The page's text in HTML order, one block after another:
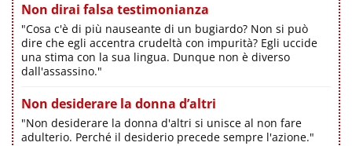
Non dirai falsa testimonianza
"Cosa c'è di più nauseante di un bugiardo? Non si può
dire che egli accentra crudeltà con impurità? Egli uccide
una stima con la sua lingua. Dunque non è diverso
dall'assassino."
Non desiderare la donna d’altri
"Non desiderare la donna d'altri si unisce al non fare
adulterio. Perché il desiderio precede sempre l'azione."